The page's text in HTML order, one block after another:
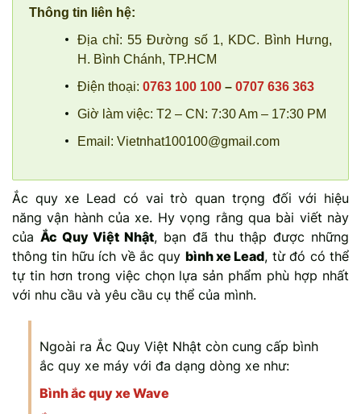
Thông tin liên hệ:
Địa chỉ: 55 Đường số 1, KDC. Bình Hưng,
H. Bình Chánh, TP.HCM
Điện thoại: 0763 100 100 – 0707 636 363
Giờ làm việc: T2 – CN: 7:30 Am – 17:30 PM
Email: Vietnhat100100@gmail.com
Ắc quy xe Lead có vai trò quan trọng đối với hiệu
năng vận hành của xe. Hy vọng rằng qua bài viết này
của Ắc Quy Việt Nhật, bạn đã thu thập được những
thông tin hữu ích về ắc quy bình xe Lead, từ đó có thể
tự tin hơn trong việc chọn lựa sản phẩm phù hợp nhất
với nhu cầu và yêu cầu cụ thể của mình.
Ngoài ra Ắc Quy Việt Nhật còn cung cấp bình
ắc quy xe máy với đa dạng dòng xe như:
Bình ắc quy xe Wave